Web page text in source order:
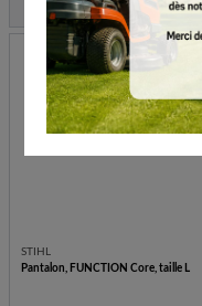
STIHL
Pantalon, FUNCTION Core, taille L